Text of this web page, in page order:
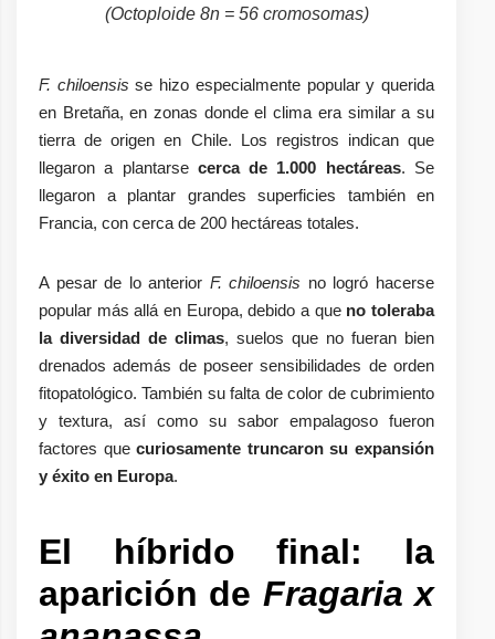
(Octoploide 8n = 56 cromosomas)
F. chiloensis se hizo especialmente popular y querida
en Bretaña, en zonas donde el clima era similar a su
tierra de origen en Chile. Los registros indican que
llegaron a plantarse cerca de 1.000 hectáreas. Se
llegaron a plantar grandes superficies también en
Francia, con cerca de 200 hectáreas totales.
A pesar de lo anterior F. chiloensis no logró hacerse
popular más allá en Europa, debido a que no toleraba
la diversidad de climas, suelos que no fueran bien
drenados además de poseer sensibilidades de orden
fitopatológico. También su falta de color de cubrimiento
y textura, así como su sabor empalagoso fueron
factores quecuriosamente truncaron su expansión
y éxito en Europa.
El híbrido final: la
aparición de Fragaria x